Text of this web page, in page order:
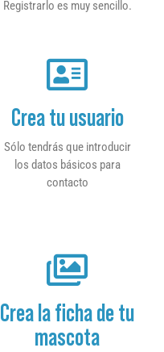
Registrarlo es muy sencillo.
Crea tu usuario
Sólo tendrás que introducir
los datos básicos para
contacto
Crea la ficha de tu
mascota